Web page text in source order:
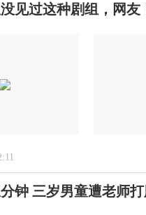
见过这种剧组，网
钟 三岁男童遭老师打